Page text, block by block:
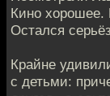
Кино хорошее.
Остался
Крайне
с детьми: